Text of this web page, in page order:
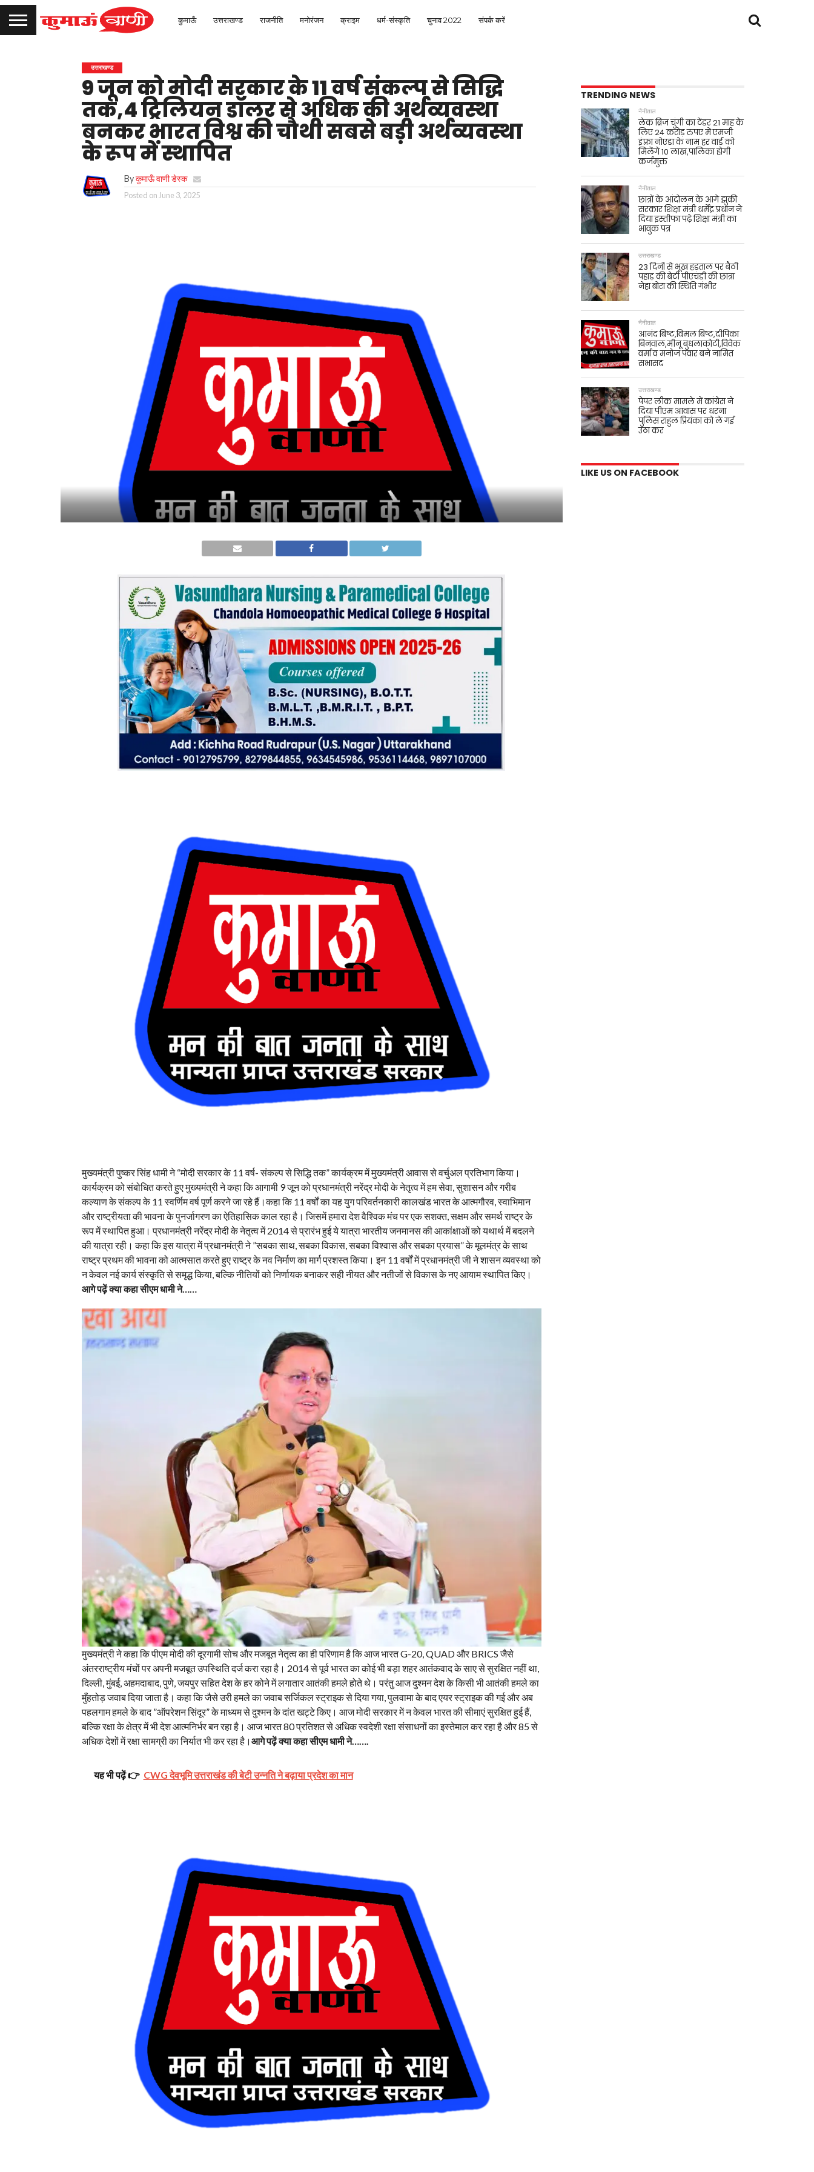
कुमाऊँ उत्तराखण्ड राजनीति मनोरंजन क्राइम धर्म-संस्कृति चुनाव 2022 संपर्क करें
उत्तराखण्ड
9 जून को मोदी सरकार के 11 वर्ष संकल्प से सिद्धि
तक,4 ट्रिलियन डॉलर से अधिक की अर्थव्यवस्था
बनकर भारत विश्व की चौथी सबसे बड़ी अर्थव्यवस्था
के रूप में स्थापित
Byकुमाऊँ वाणी डेस्क
Posted on June 3, 2025
मुख्यमंत्री पुष्कर सिंह धामी ने “मोदी सरकार के 11 वर्ष- संकल्प से सिद्धि तक” कार्यक्रम में मुख्यमंत्री आवास से वर्चुअल प्रतिभाग किया।
कार्यक्रम को संबोधित करते हुए मुख्यमंत्री ने कहा कि आगामी 9 जून को प्रधानमंत्री नरेंद्र मोदी के नेतृत्व में हम सेवा, सुशासन और गरीब
कल्याण के संकल्प के 11 स्वर्णिम वर्ष पूर्ण करने जा रहे हैं।कहा कि 11 वर्षों का यह युग परिवर्तनकारी कालखंड भारत के आत्मगौरव, स्वाभिमान
और राष्ट्रीयता की भावना के पुनर्जागरण का ऐतिहासिक काल रहा है। जिसमें हमारा देश वैश्विक मंच पर एक सशक्त, सक्षम और समर्थ राष्ट्र के
रूप में स्थापित हुआ। प्रधानमंत्री नरेंद्र मोदी के नेतृत्व में 2014 से प्रारंभ हुई ये यात्रा भारतीय जनमानस की आकांक्षाओं को यथार्थ में बदलने
की यात्रा रही। कहा कि इस यात्रा में प्रधानमंत्री ने ”सबका साथ, सबका विकास, सबका विश्वास और सबका प्रयास” के मूलमंत्र के साथ
राष्ट्र प्रथम की भावना को आत्मसात करते हुए राष्ट्र के नव निर्माण का मार्ग प्रशस्त किया। इन 11 वर्षों में प्रधानमंत्री जी ने शासन व्यवस्था को
न केवल नई कार्य संस्कृति से समृद्ध किया, बल्कि नीतियों को निर्णायक बनाकर सही नीयत और नतीजों से विकास के नए आयाम स्थापित किए।
आगे पढ़ें क्या कहा सीएम धामी ने……
मुख्यमंत्री ने कहा कि पीएम मोदी की दूरगामी सोच और मजबूत नेतृत्व का ही परिणाम है कि आज भारत G-20, QUAD और BRICS जैसे
अंतरराष्ट्रीय मंचों पर अपनी मजबूत उपस्थिति दर्ज करा रहा है। 2014 से पूर्व भारत का कोई भी बड़ा शहर आतंकवाद के साए से सुरक्षित नहीं था,
दिल्ली, मुंबई, अहमदाबाद, पुणे, जयपुर सहित देश के हर कोने में लगातार आतंकी हमले होते थे। परंतु आज दुश्मन देश के किसी भी आतंकी हमले का
मुँहतोड़ जवाब दिया जाता है। कहा कि जैसे उरी हमले का जवाब सर्जिकल स्ट्राइक से दिया गया, पुलवामा के बाद एयर स्ट्राइक की गई और अब
पहलगाम हमले के बाद ”ऑपरेशन सिंदूर” के माध्यम से दुश्मन के दांत खट्टे किए। आज मोदी सरकार में न केवल भारत की सीमाएं सुरक्षित हुई हैं,
बल्कि रक्षा के क्षेत्र में भी देश आत्मनिर्भर बन रहा है। आज भारत 80 प्रतिशत से अधिक स्वदेशी रक्षा संसाधनों का इस्तेमाल कर रहा है और 85 से
अधिक देशों में रक्षा सामग्री का निर्यात भी कर रहा है। आगे पढ़ें क्या कहा सीएम धामी ने…….
यह भी पढ़ें 👉 CWG देवभूमि उत्तराखंड की बेटी उन्नति ने बढ़ाया प्रदेश का मान
TRENDING NEWS
नैनीताल
लेक ब्रिज चुंगी का टेंडर 21 माह के
लिए 24 करोड़ रुपए में एमजी
इंफ़्रा नोएडा के नाम हर वार्ड को
मिलेंगे 10 लाख,पालिका होगी
कर्जमुक्त
नैनीताल
छात्रों के आंदोलन के आगे झुकी
सरकार शिक्षा मंत्री धर्मेंद्र प्रधान ने
दिया इस्तीफा पढ़े शिक्षा मंत्री का
भावुक पत्र
उत्तराखण्ड
23 दिनों से भूख हड़ताल पर बैठी
पहाड़ की बेटी पीएचडी की छात्रा
नेहा बोरा की स्थिति गंभीर
नैनीताल
आनंद बिष्ट,विमल बिष्ट,दीपिका
बिनवाल,मीनू बुधलाकोटी,विवेक
वर्मा व मनोज पंवार बने नामित
सभासद
उत्तराखण्ड
पेपर लीक मामले में कांग्रेस ने
दिया पीएम आवास पर धरना
पुलिस राहुल प्रियंका को ले गई
उठा कर
LIKE US ON FACEBOOK